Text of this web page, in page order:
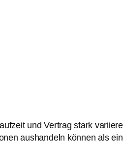
und Vertrag stark
aushandeln können als